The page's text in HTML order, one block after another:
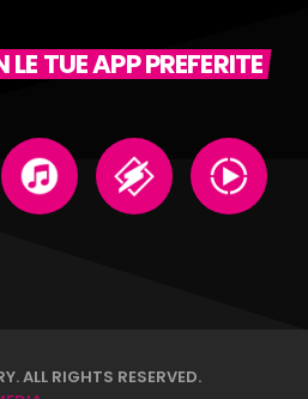
TUE APP PREFERITE
ALL RIGHTS RESERVED.